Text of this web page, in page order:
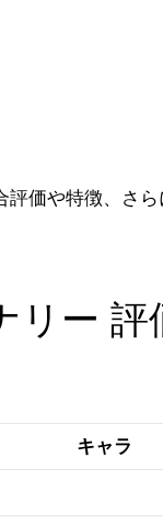
価や特徴、さ
リー 評
キャラ